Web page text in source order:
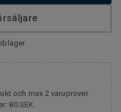
och max 2 varuprover
80 SEK.